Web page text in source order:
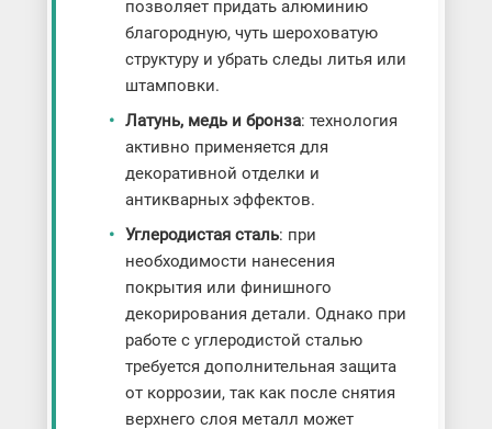
позволяет придать алюминию
благородную, чуть шероховатую
структуру и убрать следы литья или
штамповки.
Латунь, медь и бронза: технология
активно применяется для
декоративной отделки и
антикварных эффектов.
Углеродистая сталь: при
необходимости нанесения
покрытия или финишного
декорирования детали. Однако при
работе с углеродистой сталью
требуется дополнительная защита
от коррозии, так как после снятия
верхнего слоя металл может